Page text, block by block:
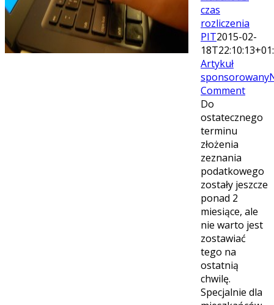
czas
rozliczenia
PIT2015-02-
Artykuł
sponsorowany
Comment
Do
ostatecznego
terminu
złożenia
zeznania
podatkowego
zostały jeszcze
ponad 2
miesiące, ale
nie warto jest
zostawiać
tego na
ostatnią
chwilę.
Specjalnie dla